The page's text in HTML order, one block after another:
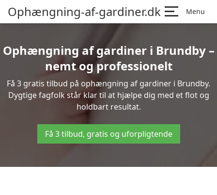
Ophængning-af-gardiner.dk Menu
Ophængning af gardiner i Brundby –
nemt og professionelt
Få 3 gratis tilbud på ophængning af gardiner i Brundby.
Dygtige fagfolk står klar til at hjælpe dig med et flot og
holdbart resultat.
Få 3 tilbud, gratis og uforpligtende